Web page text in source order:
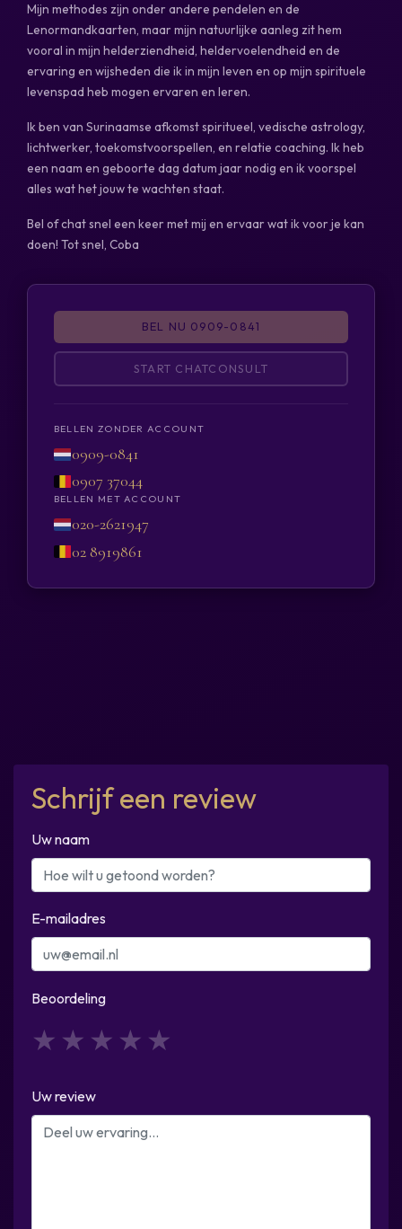
Mijn methodes zijn onder andere pendelen en de
Lenormandkaarten, maar mijn natuurlijke aanleg zit hem
vooral in mijn helderziendheid, heldervoelendheid en de
ervaring en wijsheden die ik in mijn leven en op mijn spirituele
levenspad heb mogen ervaren en leren.
Ik ben van Surinaamse afkomst spiritueel, vedische astrology,
lichtwerker, toekomstvoorspellen, en relatie coaching. Ik heb
een naam en geboorte dag datum jaar nodig en ik voorspel
alles wat het jouw te wachten staat.
Bel of chat snel een keer met mij en ervaar wat ik voor je kan
doen! Tot snel, Coba
BEL NU 0909-0841
START CHATCONSULT
BELLEN ZONDER ACCOUNT
0909-0841
0907 37044
BELLEN MET ACCOUNT
020-2621947
02 8919861
Schrijf een review
Uw naam
E-mailadres
Beoordeling
4
3
2
1
Uw review